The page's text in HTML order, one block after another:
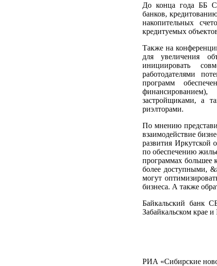
До конца года ББ
банков,
накопительных
кредитуемых
Также на
для увеличения
инициировать
работодателями
программ
застройщиками, а
риэлторами.
По мнению
взаимодействие
развития Иркутской
по обеспечению
программах большее
более доступными,
могут
бизнеса. А также
Байкальский банк
Забайкальском крае
РИА «Сибирские